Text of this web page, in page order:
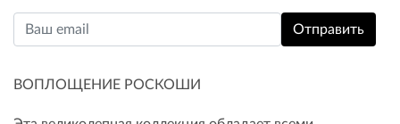
ВОПЛОЩЕНИЕ РОСКОШИ